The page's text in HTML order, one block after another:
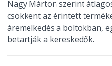
Nagy Márton szerint
csökkent az érintett
áremelkedés a boltokban,
betartják a kereskedők.